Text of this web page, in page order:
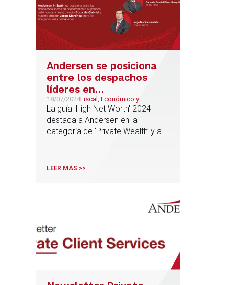
Andersen se posiciona
entre los despachos
líderes en
asesoramiento a
grandes patrimonios,
según la guía ‘High Net
Worth’ 2024
18/07/2024Fiscal, Económico y
Financiero, PCS, Wealth
Management & Family
Business
La guía 'High Net Worth' 2024
destaca a Andersen en la
categoría de ‘Private Wealth’ y a
esta práctica
LEER MÁS >>